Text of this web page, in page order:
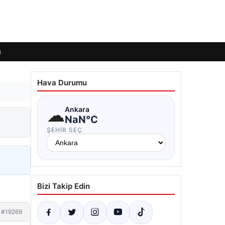
#19269
Hava Durumu
☁Ankara
NaN°C
ŞEHIR SEÇ
Bizi Takip Edin